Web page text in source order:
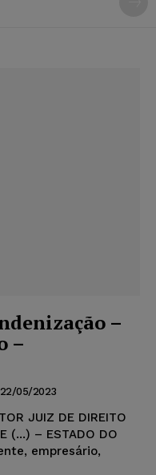
–
–
22/05/2023
JUIZ DE DIREITO
(...) – ESTADO DO
empresário,